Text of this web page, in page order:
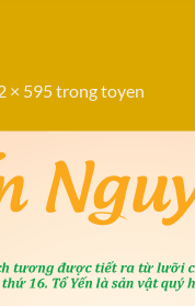
× 595trongtoyen